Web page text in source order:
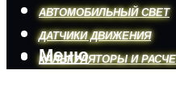
АВТОМОБИЛЬНЫЙ СВЕТ
ДАТЧИКИ ДВИЖЕНИЯ
КАЛЬКУЛЯТОРЫ И
Меню